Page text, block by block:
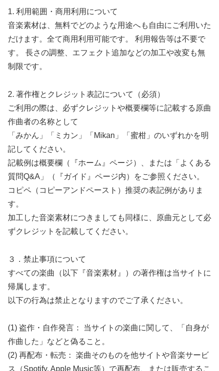
1. 利用範囲・商用利用について
音楽素材は、無料でどのような用途へも自由にご利用いた
だけます。全て商用利用可能です。 利用報告等は不要で
す。 長さの調整、エフェクト追加などの加工や改変も無
制限です。
2. 著作権とクレジット表記について（必須）
ご利用の際は、必ずクレジットや概要欄等に記載する原曲
作曲者の名称として
「みかん」「ミカン」「Mikan」「蜜柑」のいずれかを明
記してください。
記載例は概要欄（『ホーム』ページ）、または「よくある
質問Q&A」（『ガイド』ページ内）をご参照ください。
コピペ（コピーアンドペースト）推奨の表記例がありま
す。
加工した音楽素材につきましても同様に、原曲元として必
ずクレジットを記載してください。
３．禁止事項について
すべての楽曲（以下『音楽素材』）の著作権は当サイトに
帰属します。
以下の行為は禁止となりますのでご了承ください。
(1) 盗作・自作発言： 当サイトの楽曲に関して、「自身が
作曲した」などと偽ること。
(2) 再配布・転売： 楽曲そのものを他サイトや音楽サービ
ス（Spotify, Apple Music等）で再配布、または販売するこ